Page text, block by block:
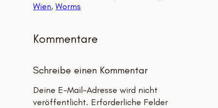
Wien, Worms
Kommentare
Schreibe einen Kommentar
Deine E-Mail-Adresse wird nicht
veröffentlicht. Erforderliche Felder